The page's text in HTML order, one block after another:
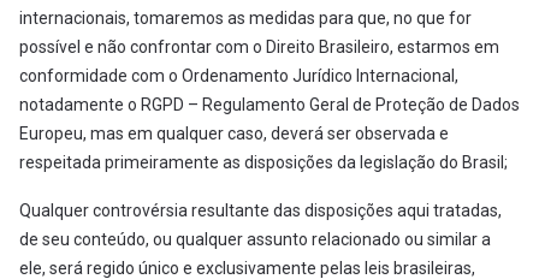
internacionais, tomaremos as medidas para que, no que for
possível e não confrontar com o Direito Brasileiro, estarmos em
conformidade com o Ordenamento Jurídico Internacional,
notadamente o RGPD – Regulamento Geral de Proteção de Dados
Europeu, mas em qualquer caso, deverá ser observada e
respeitada primeiramente as disposições da legislação do Brasil;
Qualquer controvérsia resultante das disposições aqui tratadas,
de seu conteúdo, ou qualquer assunto relacionado ou similar a
ele, será regido único e exclusivamente pelas leis brasileiras,